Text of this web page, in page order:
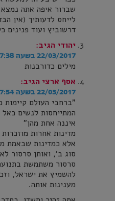
שברור איפה אתה
לייחס לדעותיך (אין
דרשוביץ ועוד פנינים
יהודי הגיב:
22/03/2017 בשעה 07:38
מילים כדורבנות
אסף ארצי הגיב:
22/03/2017 בשעה 07:54
"ברחבי העולם קיימות
המתייחסות לנשים
איננה אחת מהן"
מדינות אחרות
אלא כמדינות שבאמת
סוג ב', ואותן סרסור
סרסור משתמשת
להשמיץ את ישראל,
מענינות אותה.